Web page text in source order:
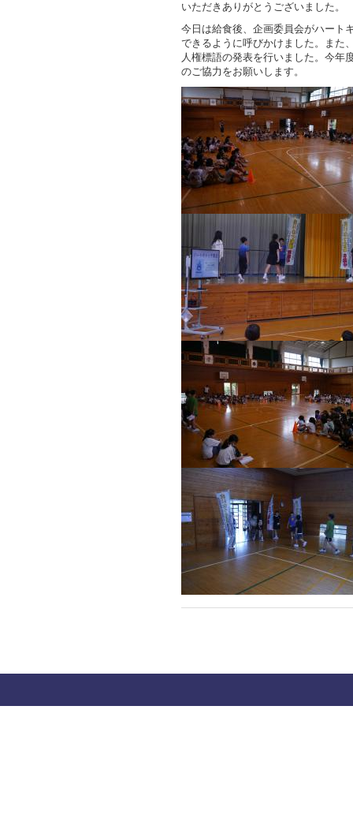
いただきありがとうございました。
今日は給食後、企画委員会がハート
できるように呼びかけました。また
人権標語の発表を行いました。今年
のご協力をお願いします。